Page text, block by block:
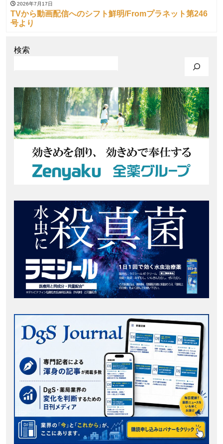
2026年7月17日
TVから動画配信へのシフト鮮明/Fromプラネット第246
号より
検索